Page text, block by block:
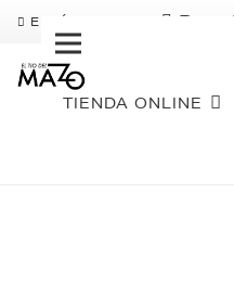
ENVÍO GRATIS Pago
TIENDA ONLINE